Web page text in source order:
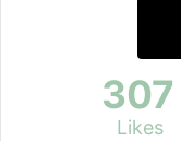
307
Likes